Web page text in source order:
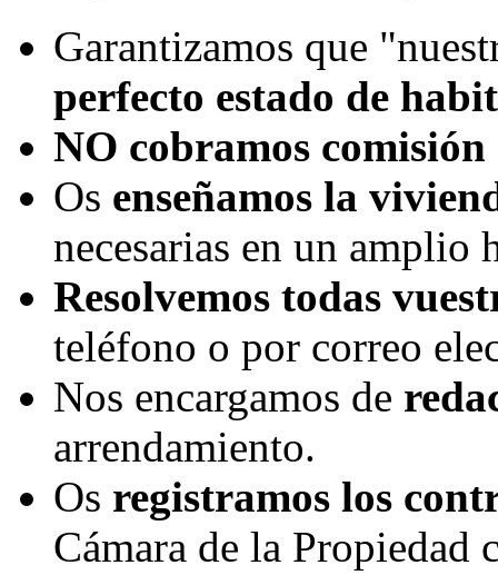
Garantizamos que
perfecto estado de
NO cobramos comisión
Os enseñamos la
necesarias en un amplio
Resolvemos todas
teléfono o por correo
Nos encargamos de
arrendamiento.
Os registramos los
Cámara de la Propiedad